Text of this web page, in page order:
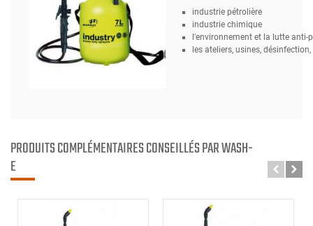
industrie pétrolière
industrie chimique
l'environnement et la lutte anti-
les ateliers, usines,
PRODUITS COMPLÉMENTAIRES CONSEILLÉS PAR WASH-
E